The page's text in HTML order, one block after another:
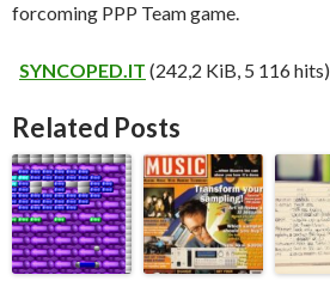
forcoming PPP Team game.
SYNCOPED.IT (242,2 KiB, 5 116 hits)
Related Posts